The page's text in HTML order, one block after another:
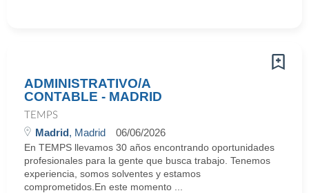
ADMINISTRATIVO/A
CONTABLE - MADRID
TEMPS
Madrid, Madrid 06/06/2026
En TEMPS llevamos 30 años encontrando oportunidades
profesionales para la gente que busca trabajo. Tenemos
experiencia, somos solventes y estamos
comprometidos.En este momento ...